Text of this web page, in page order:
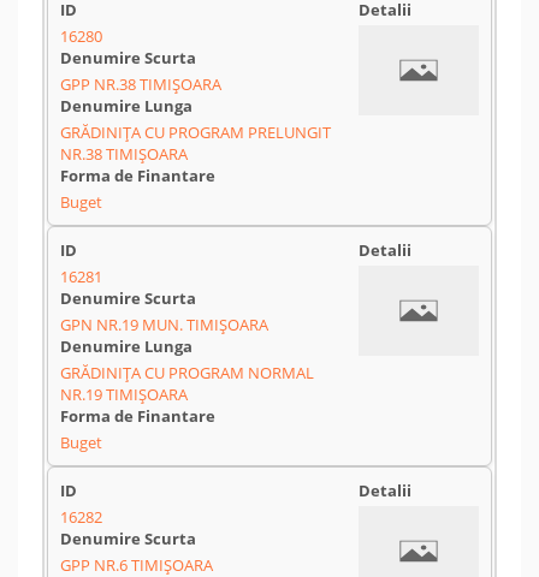
16280
GPP NR.38 TIMIȘOARA
GRĂDINIȚA CU PROGRAM PRELUNGIT
NR.38 TIMIȘOARA
Buget
16281
GPN NR.19 MUN. TIMIȘOARA
GRĂDINIȚA CU PROGRAM NORMAL
NR.19 TIMIȘOARA
Buget
16282
GPP NR.6 TIMIȘOARA